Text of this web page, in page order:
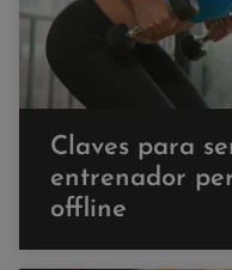
Claves para
entrenador
offline